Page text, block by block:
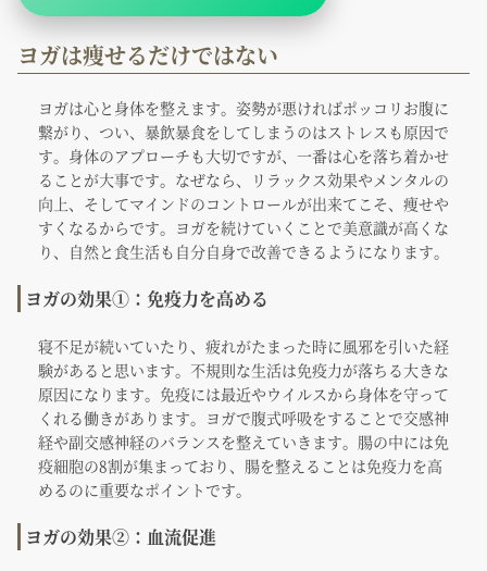
ヨガは痩せるだけではない
ヨガは心と身体を整えます。姿勢が悪ければポッコリお腹に
繋がり、つい、暴飲暴食をしてしまうのはストレスも原因で
す。身体のアプローチも大切ですが、一番は心を落ち着かせ
ることが大事です。なぜなら、リラックス効果やメンタルの
向上、そしてマインドのコントロールが出来てこそ、痩せや
すくなるからです。ヨガを続けていくことで美意識が高くな
り、自然と食生活も自分自身で改善できるようになります。
ヨガの効果①：免疫力を高める
寝不足が続いていたり、疲れがたまった時に風邪を引いた経
験があると思います。不規則な生活は免疫力が落ちる大きな
原因になります。免疫には最近やウイルスから身体を守って
くれる働きがあります。ヨガで腹式呼吸をすることで交感神
経や副交感神経のバランスを整えていきます。腸の中には免
疫細胞の8割が集まっており、腸を整えることは免疫力を高
めるのに重要なポイントです。
ヨガの効果②：血流促進